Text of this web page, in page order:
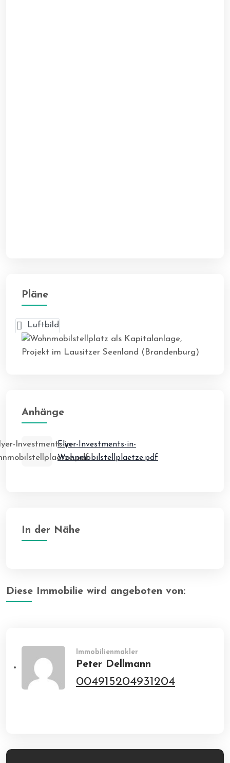
Pläne
Luftbild
Anhänge
Flyer-Investments-in-
Wohnmobilstellplaetze.pdf
In der Nähe
Diese Immobilie wird angeboten von:
Immobilienmakler
Peter Dellmann
004915204931204